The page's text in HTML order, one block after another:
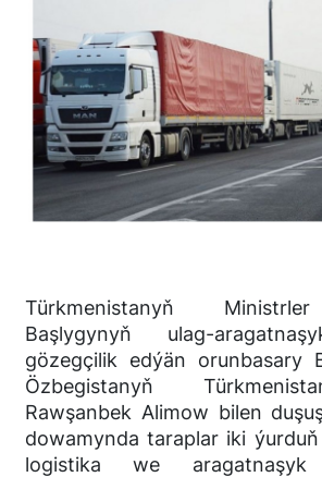
Türkmenistanyň
Başlygynyň ulag-
gözegçilik edýän orunbasary
Özbegistanyň
Rawşanbek Alimow bilen
dowamynda taraplar iki
logistika we aragatnaşyk